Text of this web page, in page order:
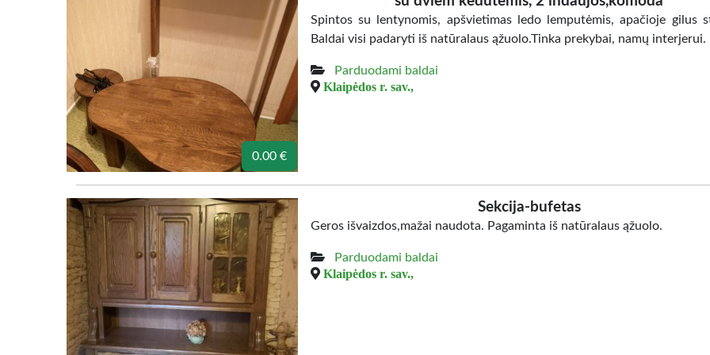
0.00 €
Spintos su lentynomis, apšvietimas ledo lemputėmis, apačioje gilus
Baldai visi padaryti iš natūralaus ąžuolo.Tinka prekybai, namų interjerui.
Parduodami baldai
Klaipėdos r. sav.,
Sekcija-bufetas
Geros išvaizdos,mažai naudota. Pagaminta iš natūralaus ąžuolo.
Parduodami baldai
Klaipėdos r. sav.,